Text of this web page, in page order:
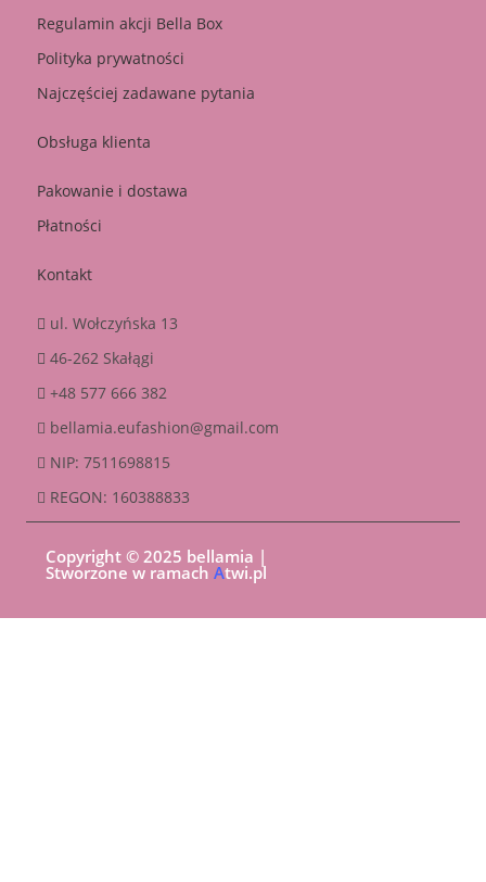
Regulamin akcji Bella Box
Polityka prywatności
Najczęściej zadawane pytania
Obsługa klienta
Pakowanie i dostawa
Płatności
Kontakt
ul. Wołczyńska 13
46-262 Skałągi
+48 577 666 382
bellamia.eufashion@gmail.com
NIP: 7511698815
REGON: 160388833
Copyright © 2025 bellamia |
Stworzone w ramach Atwi.pl